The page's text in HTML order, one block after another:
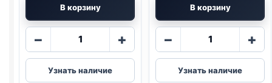
В корзину
−
Количество
Me-
O
+
Узнать наличие
В корзину
−
Количество
Me-
O
+
Узнать наличие